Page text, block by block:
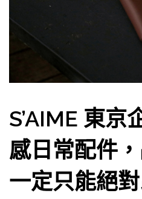
S’AIME 東京
感日常配件
一定只能絕